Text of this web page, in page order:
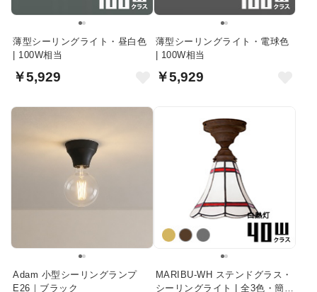
薄型シーリングライト・昼白色
| 100W相当
￥5,929
薄型シーリングライト・電球色
| 100W相当
￥5,929
Adam 小型シーリングランプ
E26｜ブラック
MARIBU-WH ステンドグラス・
シーリングライト | 全3色・簡単